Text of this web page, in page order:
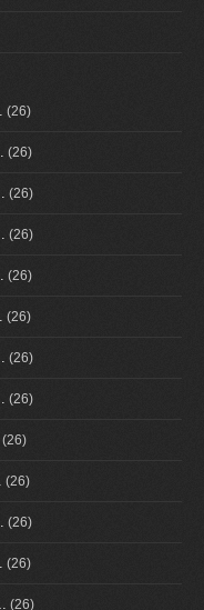
(26)
(26)
(26)
(26)
(26)
(26)
(26)
(26)
(26)
(26)
(26)
(26)
(26)